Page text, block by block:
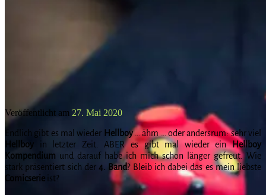
Veröffentlicht am 27. Mai 2020
Endlich gibt es mal wieder Hellboy… ähm … oder andersrum: sehr viel
Hellboy in letzter Zeit. ABER es gibt mal wieder einHellboy
Kompendium und darauf habe ich mich schon länger gefreut. Wie
stark präsentiert sich der 4. Band? Bleib ich dabei das es mein liebste
Comicserie ist?